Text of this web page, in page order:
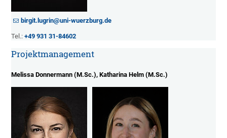
birgit.lugrin@uni-wuerzburg.de
Tel.:+49 931 31-84602
Projektmanagement
Melissa Donnermann (M.Sc.), Katharina Helm (M.Sc.)